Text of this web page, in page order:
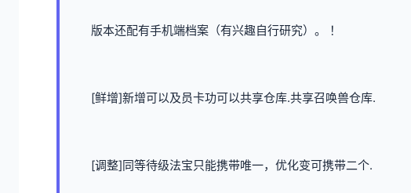
版本还配有手机端档案（有兴趣自行研究）。 ！
[鲜增]新增可以及员卡功可以共享仓库.共享召唤兽仓库.
[调整]同等待级法宝只能携带唯一，优化变可携带二个.